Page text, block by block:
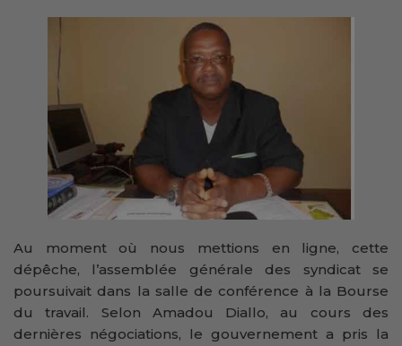
Au moment où nous mettions en ligne, cette
dépêche, l’assemblée générale des syndicat se
poursuivait dans la salle de conférence à la Bourse
du travail. Selon Amadou Diallo, au cours des
dernières négociations, le gouvernement a pris la